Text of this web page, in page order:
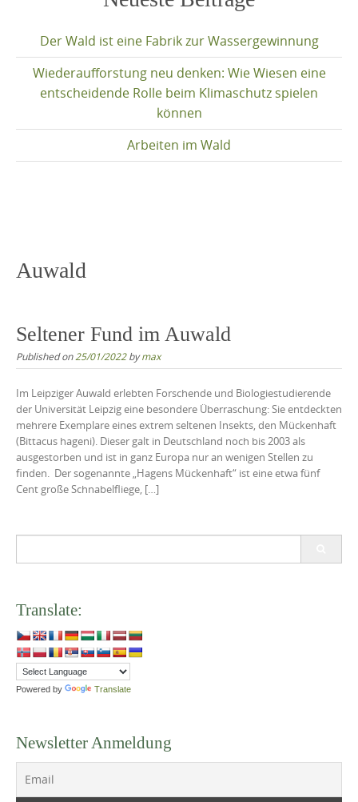
Der Wald ist eine Fabrik zur Wassergewinnung
Wiederaufforstung neu denken: Wie Wiesen eine
entscheidende Rolle beim Klimaschutz spielen
können
Arbeiten im Wald
Auwald
Seltener Fund im Auwald
Published on25/01/2022bymax
Im Leipziger Auwald erlebten Forschende und Biologiestudierende
der Universität Leipzig eine besondere Überraschung: Sie entdeckten
mehrere Exemplare eines extrem seltenen Insekts, den Mückenhaft
(Bittacus hageni). Dieser galt in Deutschland noch bis 2003 als
ausgestorben und ist in ganz Europa nur an wenigen Stellen zu
finden. Der sogenannte „Hagens Mückenhaft“ ist eine etwa fünf
Cent große Schnabelfliege, […]
Translate:
Powered by Translate
Newsletter Anmeldung